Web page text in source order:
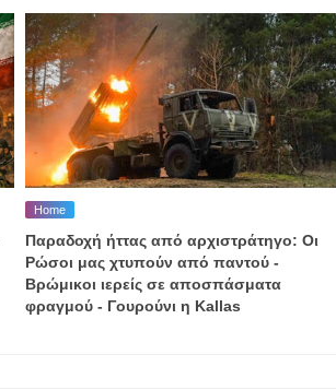
Home
Παραδοχή ήττας από αρχιστράτηγο: Οι
Ρώσοι μας χτυπούν από παντού -
Βρώμικοι ιερείς σε αποσπάσματα
φραγμού - Γουρούνι η Kallas